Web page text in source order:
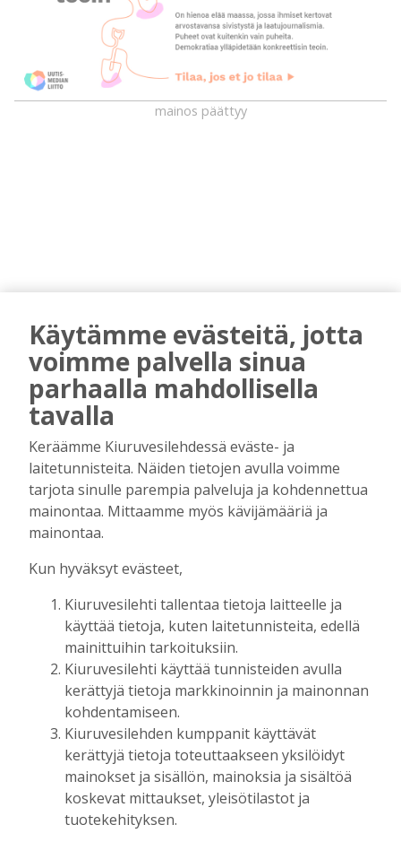
mainos päättyy
Kiuruvedelle ja Iisalmeen
ostopalvelulääkäri – tarkoituksena on
helpottaa kaupunkien lääkäripulaa
Tilaajille
Golftapahtuma tuotti jälleen komeasti
tukea Kiuruveden nuorille – palkittavat
julkaistaan loppuvuodesta
Tilaajille
rahoitusasiat, työllisyys, lääkäripula… –
ministeri Sari Essayahin kanssa piisasi
keskustelunaiheita
Tilaajille
Aku Laatikainen 6.8.2026 16:00
OP Kaskimaan vakavaraisuus vahvistui –
korkotason muutos heijastui alkuvuoden
tulokseen
Tilaajille
Toimitus 6.8.2026 13:18
Käytämme evästeitä, jotta
voimme palvella sinua
parhaalla mahdollisella
tavalla
Keräämme Kiuruvesilehdessä eväste- ja
laitetunnisteita. Näiden tietojen avulla voimme
tarjota sinulle parempia palveluja ja kohdennettua
mainontaa. Mittaamme myös kävijämääriä ja
mainontaa.
Kun hyväksyt evästeet,
Kiuruvesilehti tallentaa tietoja laitteelle ja
käyttää tietoja, kuten laitetunnisteita, edellä
mainittuihin tarkoituksiin.
Kiuruvesilehti käyttää tunnisteiden avulla
kerättyjä tietoja markkinoinnin ja mainonnan
kohdentamiseen.
Kiuruvesilehden kumppanit käyttävät
kerättyjä tietoja toteuttaakseen yksilöidyt
mainokset ja sisällön, mainoksia ja sisältöä
koskevat mittaukset, yleisötilastot ja
tuotekehityksen.